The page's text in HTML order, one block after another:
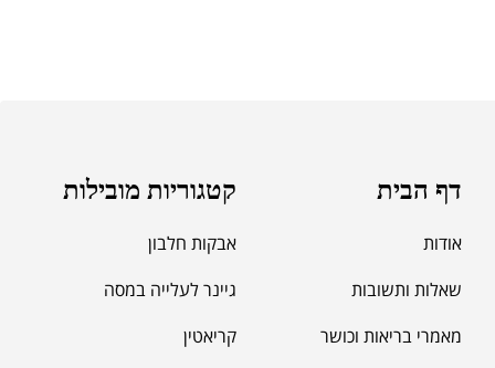
דף הבית
אודות
שאלות ותשובות
מאמרי בריאות וכושר
קטגוריות מובילות
אבקות חלבון
גיינר לעלייה במסה
קריאטין